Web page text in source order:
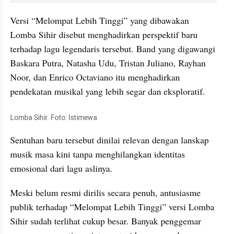
Versi “Melompat Lebih Tinggi” yang dibawakan
Lomba Sihir disebut menghadirkan perspektif baru
terhadap lagu legendaris tersebut. Band yang digawangi
Baskara Putra, Natasha Udu, Tristan Juliano, Rayhan
Noor, dan Enrico Octaviano itu menghadirkan
pendekatan musikal yang lebih segar dan eksploratif.
Lomba Sihir. Foto: Istimewa
Sentuhan baru tersebut dinilai relevan dengan lanskap
musik masa kini tanpa menghilangkan identitas
emosional dari lagu aslinya.
Meski belum resmi dirilis secara penuh, antusiasme
publik terhadap “Melompat Lebih Tinggi” versi Lomba
Sihir sudah terlihat cukup besar. Banyak penggemar